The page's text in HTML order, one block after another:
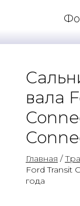
вала
Главная /
Ford Transit
года